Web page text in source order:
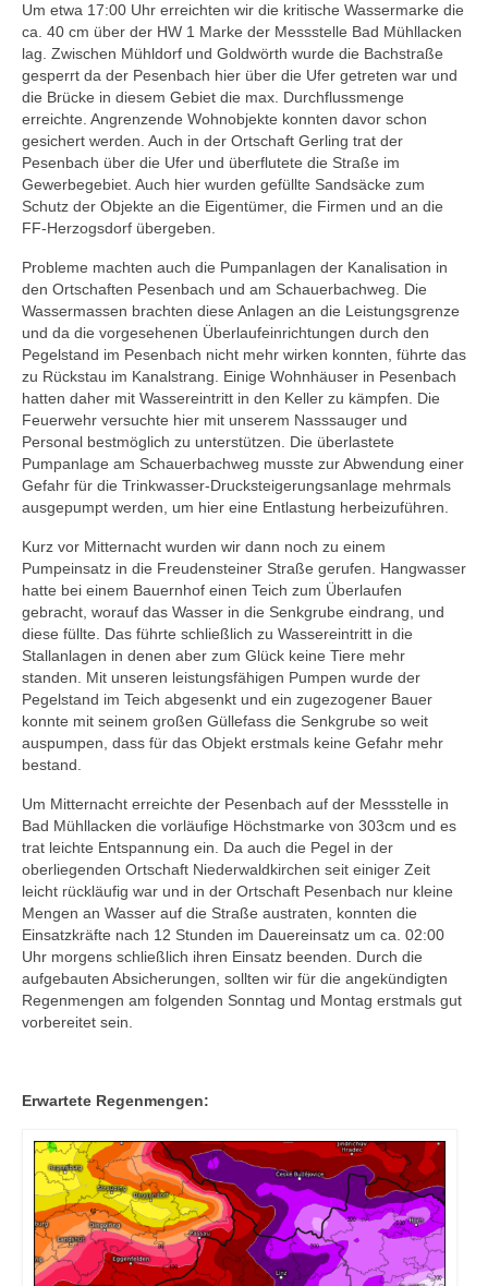
Um etwa 17:00 Uhr erreichten wir die kritische Wassermarke die
ca. 40 cm über der HW 1 Marke der Messstelle Bad Mühllacken
lag. Zwischen Mühldorf und Goldwörth wurde die Bachstraße
gesperrt da der Pesenbach hier über die Ufer getreten war und
die Brücke in diesem Gebiet die max. Durchflussmenge
erreichte. Angrenzende Wohnobjekte konnten davor schon
gesichert werden. Auch in der Ortschaft Gerling trat der
Pesenbach über die Ufer und überflutete die Straße im
Gewerbegebiet. Auch hier wurden gefüllte Sandsäcke zum
Schutz der Objekte an die Eigentümer, die Firmen und an die
FF-Herzogsdorf übergeben.
Probleme machten auch die Pumpanlagen der Kanalisation in
den Ortschaften Pesenbach und am Schauerbachweg. Die
Wassermassen brachten diese Anlagen an die Leistungsgrenze
und da die vorgesehenen Überlaufeinrichtungen durch den
Pegelstand im Pesenbach nicht mehr wirken konnten, führte das
zu Rückstau im Kanalstrang. Einige Wohnhäuser in Pesenbach
hatten daher mit Wassereintritt in den Keller zu kämpfen. Die
Feuerwehr versuchte hier mit unserem Nasssauger und
Personal bestmöglich zu unterstützen. Die überlastete
Pumpanlage am Schauerbachweg musste zur Abwendung einer
Gefahr für die Trinkwasser-Drucksteigerungsanlage mehrmals
ausgepumpt werden, um hier eine Entlastung herbeizuführen.
Kurz vor Mitternacht wurden wir dann noch zu einem
Pumpeinsatz in die Freudensteiner Straße gerufen. Hangwasser
hatte bei einem Bauernhof einen Teich zum Überlaufen
gebracht, worauf das Wasser in die Senkgrube eindrang, und
diese füllte. Das führte schließlich zu Wassereintritt in die
Stallanlagen in denen aber zum Glück keine Tiere mehr
standen. Mit unseren leistungsfähigen Pumpen wurde der
Pegelstand im Teich abgesenkt und ein zugezogener Bauer
konnte mit seinem großen Güllefass die Senkgrube so weit
auspumpen, dass für das Objekt erstmals keine Gefahr mehr
bestand.
Um Mitternacht erreichte der Pesenbach auf der Messstelle in
Bad Mühllacken die vorläufige Höchstmarke von 303cm und es
trat leichte Entspannung ein. Da auch die Pegel in der
oberliegenden Ortschaft Niederwaldkirchen seit einiger Zeit
leicht rückläufig war und in der Ortschaft Pesenbach nur kleine
Mengen an Wasser auf die Straße austraten, konnten die
Einsatzkräfte nach 12 Stunden im Dauereinsatz um ca. 02:00
Uhr morgens schließlich ihren Einsatz beenden. Durch die
aufgebauten Absicherungen, sollten wir für die angekündigten
Regenmengen am folgenden Sonntag und Montag erstmals gut
vorbereitet sein.
Erwartete Regenmengen: